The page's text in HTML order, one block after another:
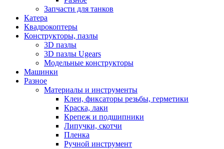
Запчасти для танков
Катера
Квадрокоптеры
Конструкторы, пазлы
3D пазлы
3D пазлы Ugears
Модельные конструкторы
Машинки
Разное
Материалы и инструменты
Клеи, фиксаторы резьбы, герметики
Краска, лаки
Крепеж и подшипники
Липучки, скотчи
Пленка
Ручной инструмент